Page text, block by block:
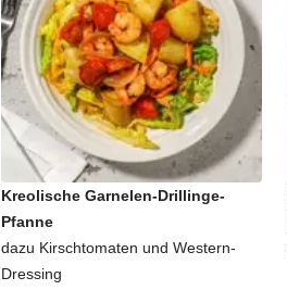
Kreolische Garnelen-Drillinge-
Pfanne
dazu Kirschtomaten und Western-
Dressing